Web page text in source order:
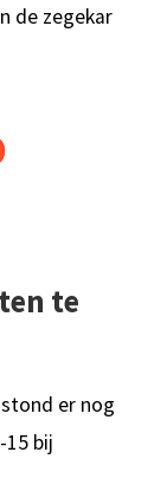
de zegekar
te
er nog
bij